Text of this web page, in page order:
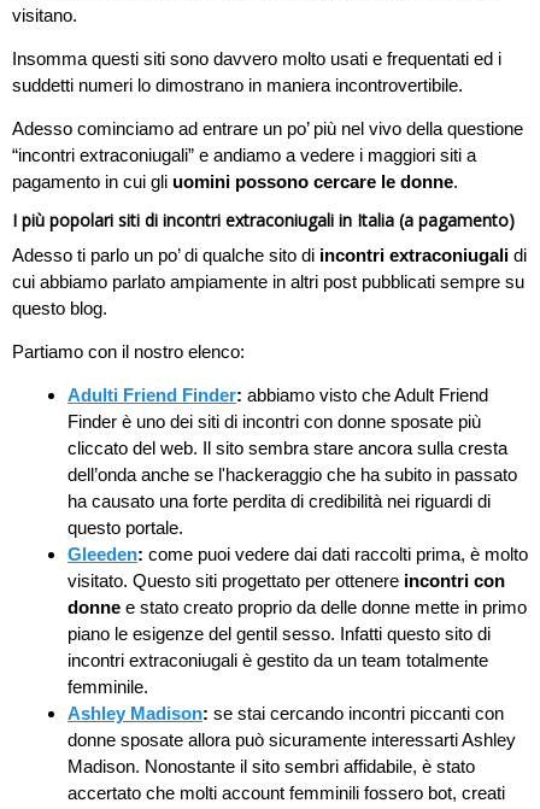
visitano.
Insomma questi siti sono davvero molto usati e frequentati ed i
suddetti numeri lo dimostrano in maniera incontrovertibile.
Adesso cominciamo ad entrare un po’ più nel vivo della questione
“incontri extraconiugali” e andiamo a vedere i maggiori siti a
pagamento in cui gli uomini possono cercare le donne.
I più popolari siti di incontri extraconiugali in Italia (a pagamento)
Adesso ti parlo un po’ di qualche sito di incontri extraconiugali di
cui abbiamo parlato ampiamente in altri post pubblicati sempre su
questo blog.
Partiamo con il nostro elenco:
Adulti Friend Finder: abbiamo visto che Adult Friend
Finder è uno dei siti di incontri con donne sposate più
cliccato del web. Il sito sembra stare ancora sulla cresta
dell’onda anche se l'hackeraggio che ha subito in passato
ha causato una forte perdita di credibilità nei riguardi di
questo portale.
Gleeden: come puoi vedere dai dati raccolti prima, è molto
visitato. Questo siti progettato per ottenere incontri con
donnee stato creato proprio da delle donne mette in primo
piano le esigenze del gentil sesso. Infatti questo sito di
incontri extraconiugali è gestito da un team totalmente
femminile.
Ashley Madison: se stai cercando incontri piccanti con
donne sposate allora può sicuramente interessarti Ashley
Madison. Nonostante il sito sembri affidabile, è stato
accertato che molti account femminili fossero bot, creati